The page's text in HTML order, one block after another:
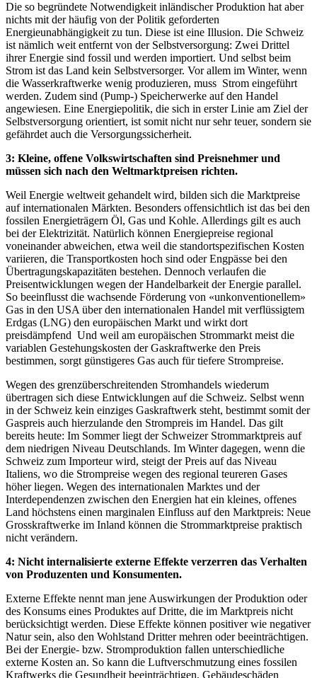
Die so begründete Notwendigkeit inländischer Produktion hat aber
nichts mit der häufig von der Politik geforderten
Energieunabhängigkeit zu tun. Diese ist eine Illusion. Die Schweiz
ist nämlich weit entfernt von der Selbstversorgung: Zwei Drittel
ihrer Energie sind fossil und werden importiert. Und selbst beim
Strom ist das Land kein Selbstversorger. Vor allem im Winter, wenn
die Wasserkraftwerke wenig produzieren, muss Strom eingeführt
werden. Zudem sind (Pump-) Speicherwerke auf den Handel
angewiesen. Eine Energiepolitik, die sich in erster Linie am Ziel der
Selbstversorgung orientiert, ist somit nicht nur sehr teuer, sondern sie
gefährdet auch die Versorgungssicherheit.
3: Kleine, offene Volkswirtschaften sind Preisnehmer und
müssen sich nach den Weltmarktpreisen richten.
Weil Energie weltweit gehandelt wird, bilden sich die Marktpreise
auf internationalen Märkten. Besonders offensichtlich ist das bei den
fossilen Energieträgern Öl, Gas und Kohle. Allerdings gilt es auch
bei der Elektrizität. Natürlich können Energiepreise regional
voneinander abweichen, etwa weil die standortspezifischen Kosten
variieren, die Transportkosten hoch sind oder Engpässe bei den
Übertragungskapazitäten bestehen. Dennoch verlaufen die
Preisentwicklungen wegen der Handelbarkeit der Energie parallel.
So beeinflusst die wachsende Förderung von «unkonventionellem»
Gas in den USA über den internationalen Handel mit verflüssigtem
Erdgas (LNG) den europäischen Markt und wirkt dort
preisdämpfend Und weil am europäischen Strommarkt meist die
variablen Gestehungskosten der Gaskraftwerke den Preis
bestimmen, sorgt günstigeres Gas auch für tiefere Strompreise.
Wegen des grenzüberschreitenden Stromhandels wiederum
übertragen sich diese Entwicklungen auf die Schweiz. Selbst wenn
in der Schweiz kein einziges Gaskraftwerk steht, bestimmt somit der
Gaspreis auch hierzulande den Strompreis im Handel. Das gilt
bereits heute: Im Sommer liegt der Schweizer Strommarktpreis auf
dem niedrigen Niveau Deutschlands. Im Winter dagegen, wenn die
Schweiz zum Importeur wird, steigt der Preis auf das Niveau
Italiens, wo die Strompreise wegen des regional teureren Gases
höher liegen. Wegen des internationalen Marktes und der
Interdependenzen zwischen den Energien hat ein kleines, offenes
Land höchstens einen marginalen Einfluss auf den Marktpreis: Neue
Grosskraftwerke im Inland können die Strommarktpreise praktisch
nicht verändern.
4: Nicht internalisierte externe Effekte verzerren das Verhalten
von Produzenten und Konsumenten.
Externe Effekte nennt man jene Auswirkungen der Produktion oder
des Konsums eines Produktes auf Dritte, die im Marktpreis nicht
berücksichtigt werden. Diese Effekte können positiver wie negativer
Natur sein, also den Wohlstand Dritter mehren oder beeinträchtigen.
Bei der Energie- bzw. Stromproduktion fallen unterschiedliche
externe Kosten an. So kann die Luftverschmutzung eines fossilen
Kraftwerks die Gesundheit beeinträchtigen, Gebäudeschäden